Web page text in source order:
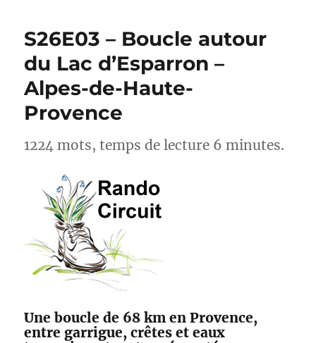
mois-
S26E03 – Boucle autour
du Lac d’Esparron –
Alpes-de-Haute-
Provence
1224 mots, temps de lecture 6 minutes.
Une boucle de 68 km en Provence,
entre garrigue, crêtes et eaux